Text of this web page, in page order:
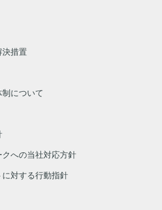
決措置
について
への当社対応方針
対する行動指針